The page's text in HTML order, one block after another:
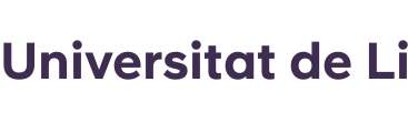
Universitat de